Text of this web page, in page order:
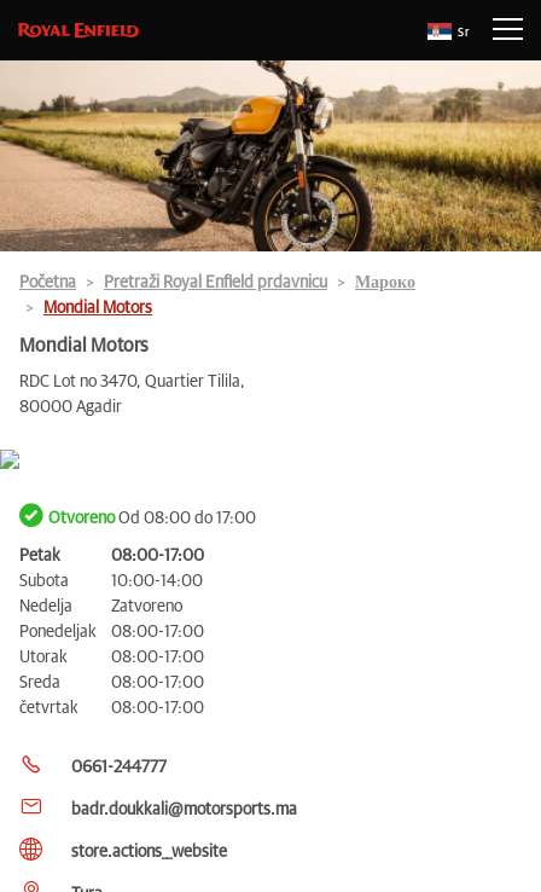
Sr
Početna Pretraži Royal Enfield prdavnicu
Мароко
Mondial Motors
Mondial Motors
RDC Lot no 3470, Quartier Tilila,
80000 Agadir
OtvorenoOd 08:00 do 17:00
Petak
08:00-17:00
Subota
10:00-14:00
Nedelja
Zatvoreno
Ponedeljak
08:00-17:00
Utorak
08:00-17:00
Sreda
08:00-17:00
četvrtak
08:00-17:00
0661-244777
badr.doukkali@motorsports.ma
store.actions__website